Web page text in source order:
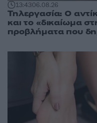
13:4306.08.26
Τηλεργασία: Ο
και το «δικαίωμα
προβλήματα που